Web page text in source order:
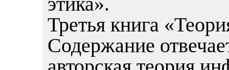
Третья книга
Содержание